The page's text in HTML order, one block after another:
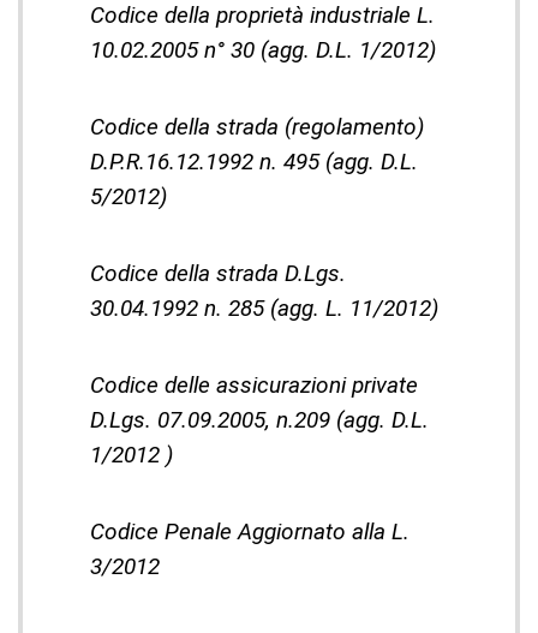
Codice della proprietà industriale L.
10.02.2005 n° 30 (agg. D.L. 1/2012)
Codice della strada (regolamento)
D.P.R.16.12.1992 n. 495 (agg. D.L.
5/2012)
Codice della strada D.Lgs.
30.04.1992 n. 285 (agg. L. 11/2012)
Codice delle assicurazioni private
D.Lgs. 07.09.2005, n.209 (agg. D.L.
1/2012 )
Codice Penale Aggiornato alla L.
3/2012